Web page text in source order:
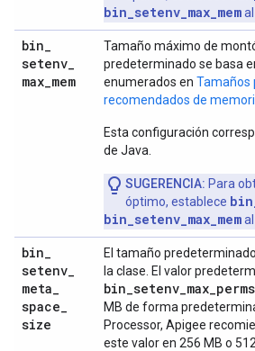
bin_setenv_max_mem
bin_
setenv_
max_mem
Tamaño máximo de
predeterminado se basa
enumerados en Tamaños
recomendados de
Esta configuración
de Java.
SUGERENCIA: Para
óptimo, establece
bin_setenv_max_mem
bin_
setenv_
meta_
space_
size
El tamaño
la clase. El valor
MB de forma
Processor, Apigee
este valor en 256 MB o